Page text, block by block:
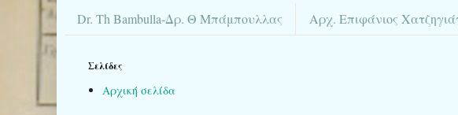
Dr. Th Bambulla-Δρ. Θ Μπάμπουλλας Αρχ. Επιφάνιος
Σελίδες
Αρχική σελίδα